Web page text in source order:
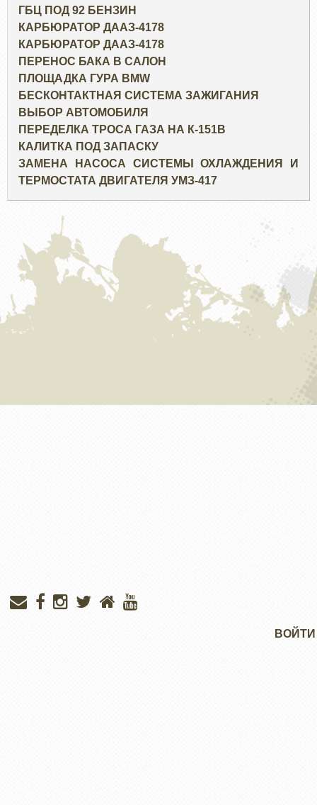
ГБЦ ПОД 92 БЕНЗИН
КАРБЮРАТОР ДААЗ-4178
КАРБЮРАТОР ДААЗ-4178
ПЕРЕНОС БАКА В САЛОН
ПЛОЩАДКА ГУРА BMW
БЕСКОНТАКТНАЯ СИСТЕМА ЗАЖИГАНИЯ
ВЫБОР АВТОМОБИЛЯ
ПЕРЕДЕЛКА ТРОСА ГАЗА НА К-151В
КАЛИТКА ПОД ЗАПАСКУ
ЗАМЕНА НАСОСА СИСТЕМЫ ОХЛАЖДЕНИЯ И
ТЕРМОСТАТА ДВИГАТЕЛЯ УМЗ-417
ВОЙТИ